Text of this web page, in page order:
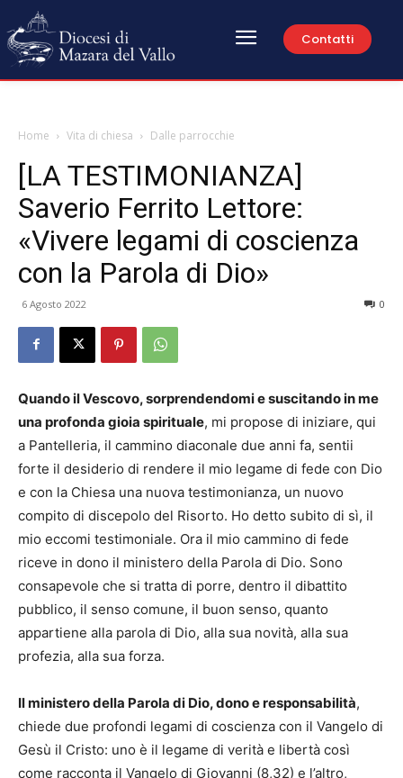
Contatti
Home Vita di chiesa Dalle parrocchie
[LA TESTIMONIANZA]
Saverio Ferrito Lettore:
«Vivere legami di coscienza
con la Parola di Dio»
6 Agosto 2022 0
Quando il Vescovo, sorprendendomi e suscitando in me
una profonda gioia spirituale, mi propose di iniziare, qui
a Pantelleria, il cammino diaconale due anni fa, sentii
forte il desiderio di rendere il mio legame di fede con Dio
e con la Chiesa una nuova testimonianza, un nuovo
compito di discepolo del Risorto. Ho detto subito di sì, il
mio eccomi testimoniale. Ora il mio cammino di fede
riceve in dono il ministero della Parola di Dio. Sono
consapevole che si tratta di porre, dentro il dibattito
pubblico, il senso comune, il buon senso, quanto
appartiene alla parola di Dio, alla sua novità, alla sua
profezia, alla sua forza.
Il ministero della Parola di Dio, dono e responsabilità,
chiede due profondi legami di coscienza con il Vangelo di
Gesù il Cristo: uno è il legame di verità e libertà così
come racconta il Vangelo di Giovanni (8,32) e l’altro,